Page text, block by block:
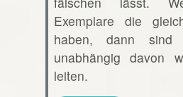
Exemplare die
haben, dann
unabhängig davon
leiten.